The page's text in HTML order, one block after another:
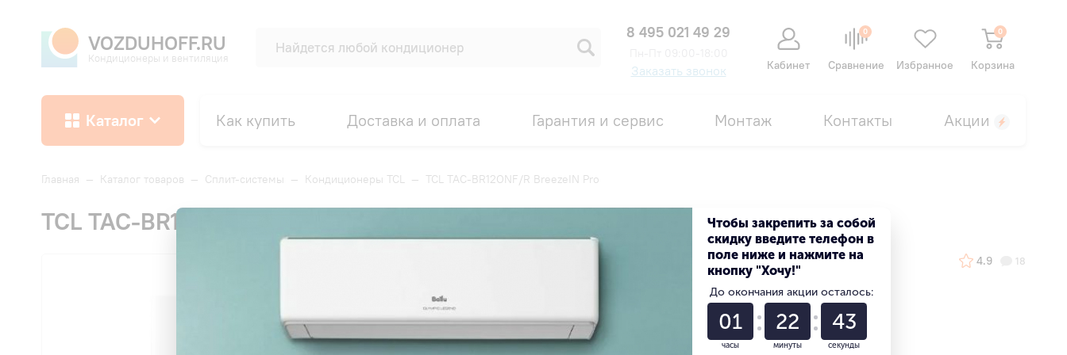
VOZDUHOFF.RU
Кондиционеры и вентиляция
8 495 021 49 29
Заказать звонок Кабинет
0
Сравнение Избранное
0
Корзина
Каталог Как купить Доставка и оплата Гарантия и сервис Монтаж Контакты Акции
Главная — Каталог товаров — Сплит-системы — Кондиционеры TCL — TCL TAC-BR12ONF/R BreezeIN Pro
TCL TAC-BR12ONF/R BreezeIN Pro
4.9 18
В наличии на складе
Чтобы закрепить за собой
скидку введите телефон в
поле ниже и нажмите на
кнопку "Хочу!"
До окончания акции осталось:
01
часы
22
минуты
42
секунды